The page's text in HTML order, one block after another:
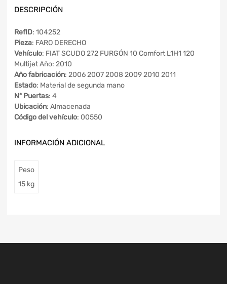
DESCRIPCIÓN
RefID: 104252
Pieza: FARO DERECHO
Vehículo: FIAT SCUDO 272 FURGÓN 10 Comfort L1H1 120
Multijet Año: 2010
Año fabricación: 2006 2007 2008 2009 2010 2011
Estado: Material de segunda mano
Nº Puertas: 4
Ubicación: Almacenada
Código del vehículo: 00550
INFORMACIÓN ADICIONAL
Peso
15 kg